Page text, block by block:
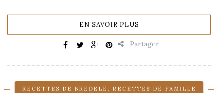
EN SAVOIR PLUS
Partager
RECETTES DE BREDELE , RECETTES DE FAMILLE